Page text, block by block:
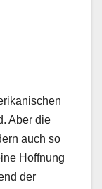
Aber die
auch so
Hoffnung
der